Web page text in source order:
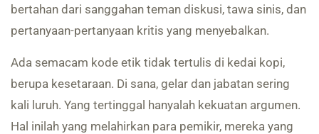
bertahan dari sanggahan teman diskusi, tawa sinis, dan
pertanyaan-pertanyaan kritis yang menyebalkan.
Ada semacam kode etik tidak tertulis di kedai kopi,
berupa kesetaraan. Di sana, gelar dan jabatan sering
kali luruh. Yang tertinggal hanyalah kekuatan argumen.
Hal inilah yang melahirkan para pemikir, mereka yang